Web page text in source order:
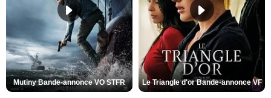
Mutiny Bande-annonce VO STFR Le Triangle d'or Bande-annonce VF